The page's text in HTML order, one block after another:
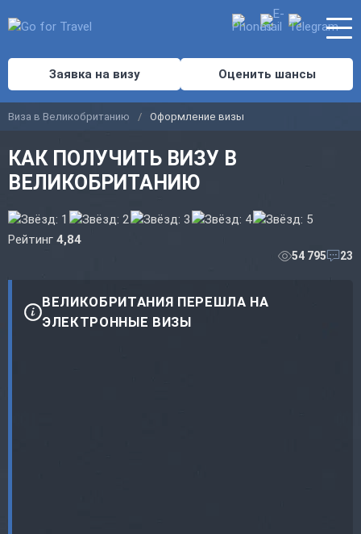
Заявка на визу Оценить шансы
Виза в Великобританию Оформление визы
КАК ПОЛУЧИТЬ ВИЗУ В
ВЕЛИКОБРИТАНИЮ
Рейтинг 4,84
54 795 23
ВЕЛИКОБРИТАНИЯ ПЕРЕШЛА НА
ЭЛЕКТРОННЫЕ ВИЗЫ